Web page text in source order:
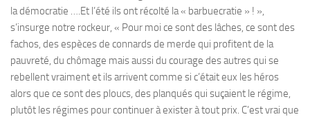
la démocratie ….Et l’été ils ont récolté la « barbuecratie » ! »,
s’insurge notre rockeur, « Pour moi ce sont des lâches, ce sont des
fachos, des espèces de connards de merde qui profitent de la
pauvreté, du chômage mais aussi du courage des autres qui se
rebellent vraiment et ils arrivent comme si c’était eux les héros
alors que ce sont des ploucs, des planqués qui suçaient le régime,
plutôt les régimes pour continuer à exister à tout prix. C’est vrai que